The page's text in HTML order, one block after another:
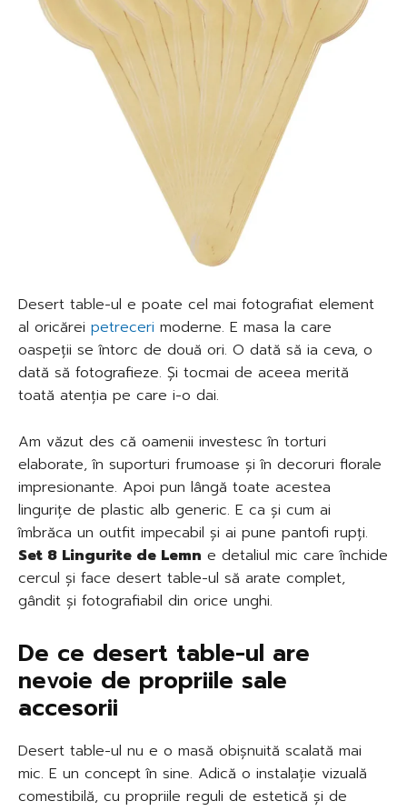
Desert table-ul e poate cel mai fotografiat element
al oricărei petreceri moderne. E masa la care
oaspeții se întorc de două ori. O dată să ia ceva, o
dată să fotografieze. Și tocmai de aceea merită
toată atenția pe care i-o dai.
Am văzut des că oamenii investesc în torturi
elaborate, în suporturi frumoase și în decoruri florale
impresionante. Apoi pun lângă toate acestea
lingurițe de plastic alb generic. E ca și cum ai
îmbrăca un outfit impecabil și ai pune pantofi rupți.
Set 8 Lingurite de Lemn e detaliul mic care închide
cercul și face desert table-ul să arate complet,
gândit și fotografiabil din orice unghi.
De ce desert table-ul are
nevoie de propriile sale
accesorii
Desert table-ul nu e o masă obișnuită scalată mai
mic. E un concept în sine. Adică o instalație vizuală
comestibilă, cu propriile reguli de estetică și de